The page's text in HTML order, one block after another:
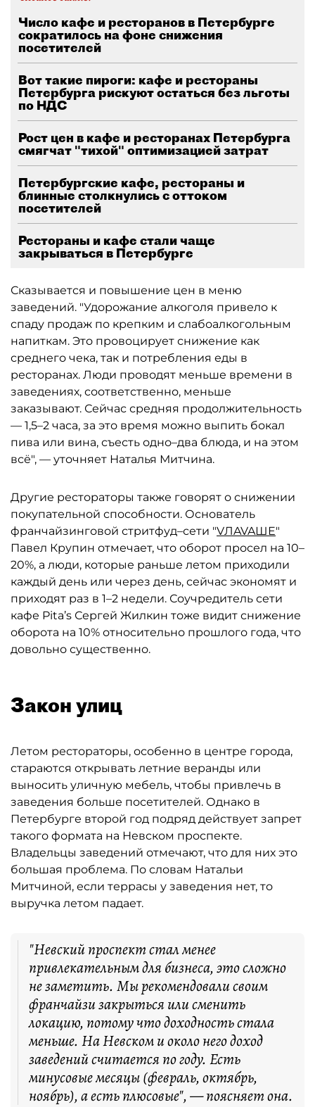
Число кафе и ресторанов в Петербурге
сократилось на фоне снижения
посетителей
Вот такие пироги: кафе и рестораны
Петербурга рискуют остаться без льготы
по НДС
Рост цен в кафе и ресторанах Петербурга
смягчат "тихой" оптимизацией затрат
Петербургские кафе, рестораны и
блинные столкнулись с оттоком
посетителей
Рестораны и кафе стали чаще
закрываться в Петербурге
Сказывается и повышение цен в меню
заведений. "Удорожание алкоголя привело к
спаду продаж по крепким и слабоалкогольным
напиткам. Это провоцирует снижение как
среднего чека, так и потребления еды в
ресторанах. Люди проводят меньше времени в
заведениях, соответственно, меньше
заказывают. Сейчас средняя продолжительность
— 1,5–2 часа, за это время можно выпить бокал
пива или вина, съесть одно–два блюда, и на этом
всё", — уточняет Наталья Митчина.
Другие рестораторы также говорят о снижении
покупательной способности. Основатель
франчайзинговой стритфуд–сети "VЛAVAШЕ"
Павел Крупин отмечает, что оборот просел на 10–
20%, а люди, которые раньше летом приходили
каждый день или через день, сейчас экономят и
приходят раз в 1–2 недели. Соучредитель сети
кафе Pita’s Сергей Жилкин тоже видит снижение
оборота на 10% относительно прошлого года, что
довольно существенно.
Закон улиц
Летом рестораторы, особенно в центре города,
стараются открывать летние веранды или
выносить уличную мебель, чтобы привлечь в
заведения больше посетителей. Однако в
Петербурге второй год подряд действует запрет
такого формата на Невском проспекте.
Владельцы заведений отмечают, что для них это
большая проблема. По словам Натальи
Митчиной, если террасы у заведения нет, то
выручка летом падает.
"Невский проспект стал менее
привлекательным для бизнеса, это сложно
не заметить. Мы рекомендовали своим
франчайзи закрыться или сменить
локацию, потому что доходность стала
меньше. На Невском и около него доход
заведений считается по году. Есть
минусовые месяцы (февраль, октябрь,
ноябрь), а есть плюсовые", — поясняет она.